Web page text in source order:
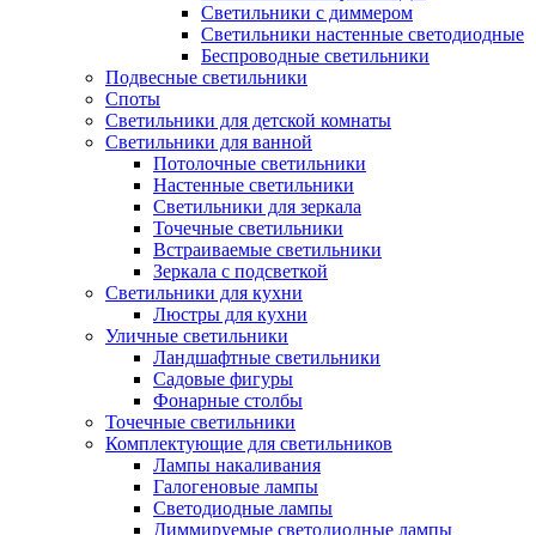
Светильники с диммером
Светильники настенные светодиодные
Беспроводные светильники
Подвесные светильники
Споты
Светильники для детской комнаты
Светильники для ванной
Потолочные светильники
Настенные светильники
Светильники для зеркала
Точечные светильники
Встраиваемые светильники
Зеркала с подсветкой
Светильники для кухни
Люстры для кухни
Уличные светильники
Ландшафтные светильники
Садовые фигуры
Фонарные столбы
Точечные светильники
Комплектующие для светильников
Лампы накаливания
Галогеновые лампы
Светодиодные лампы
Диммируемые светодиодные лампы